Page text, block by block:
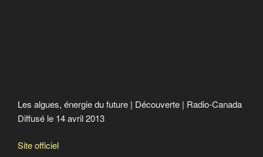
Les algues, énergie du future | Découverte | Radio-Canada
Diffusé le 14 avril 2013
Site officiel